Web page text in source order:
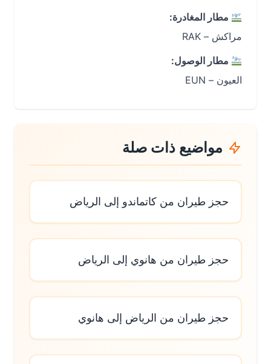
مطار المغادرة:
مراكش – RAK
مطار الوصول:
العيون – EUN
مواضيع ذات صلة
حجز طيران من كاتماندو إلى الرياض
حجز طيران من هانوي إلى الرياض
حجز طيران من الرياض إلى هانوي